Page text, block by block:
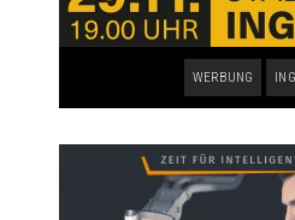
WERBUNG